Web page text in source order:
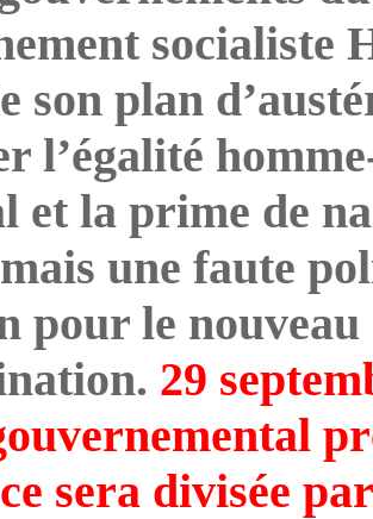
socialiste
son plan
l’égalité
et la prime de
une faute
pour le
29
sera divisée